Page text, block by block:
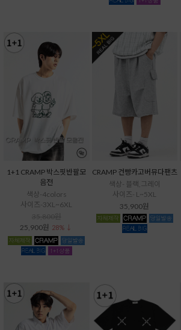
1+1 CRAMP 박스핏반팔모
음전
색상-4colors
사이즈-3XL~6XL
25,900원 28% ↓
CRAMP 건빵카고버뮤다팬츠
색상- 블랙,그레이
사이즈- L~5XL
35,900원